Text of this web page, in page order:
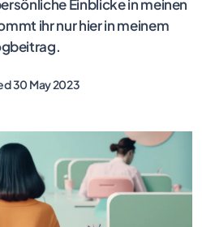
Einblicke in meinen
ihr nur hier in meinem
30 May 2023